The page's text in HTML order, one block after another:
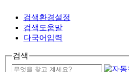
검색환경설정
검색도움말
다국어입력
검색